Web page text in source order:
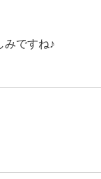
みですね♪